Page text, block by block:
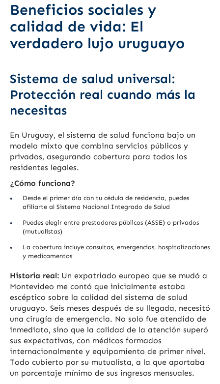
Beneficios sociales y
calidad de vida: El
verdadero lujo uruguayo
Sistema de salud universal:
Protección real cuando más la
necesitas
En Uruguay, el sistema de salud funciona bajo un
modelo mixto que combina servicios públicos y
privados, asegurando cobertura para todos los
residentes legales.
¿Cómo funciona?
Desde el primer día con tu cédula de residencia, puedes
afiliarte al Sistema Nacional Integrado de Salud
Puedes elegir entre prestadores públicos (ASSE) o privados
(mutualistas)
La cobertura incluye consultas, emergencias, hospitalizaciones
y medicamentos
Historia real: Un expatriado europeo que se mudó a
Montevideo me contó que inicialmente estaba
escéptico sobre la calidad del sistema de salud
uruguayo. Seis meses después de su llegada, necesitó
una cirugía de emergencia. No solo fue atendido de
inmediato, sino que la calidad de la atención superó
sus expectativas, con médicos formados
internacionalmente y equipamiento de primer nivel.
Todo cubierto por su mutualista, a la que aportaba
un porcentaje mínimo de sus ingresos mensuales.